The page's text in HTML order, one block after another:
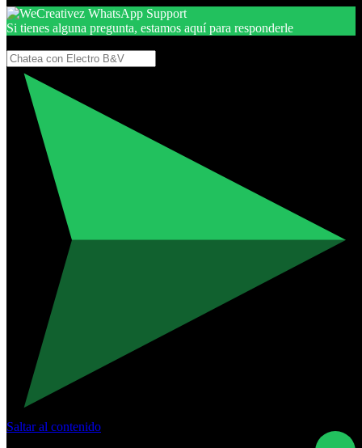
Si tienes alguna pregunta, estamos aquí para responderle
Saltar al contenido